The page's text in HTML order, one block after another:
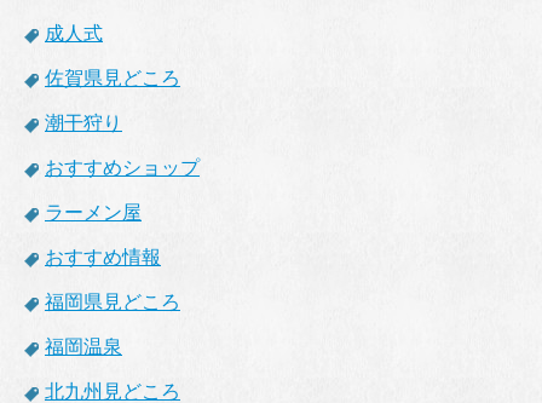
成人式
佐賀県見どころ
潮干狩り
おすすめショップ
ラーメン屋
おすすめ情報
福岡県見どころ
福岡温泉
北九州見どころ